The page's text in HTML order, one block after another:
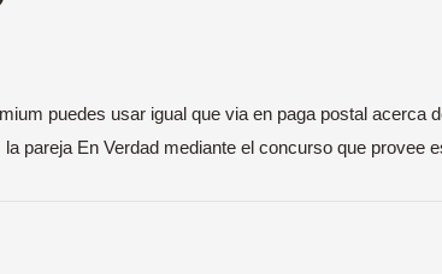
puedes usar igual que vi­a en paga postal acerca
pareja En Verdad mediante el concurso que provee